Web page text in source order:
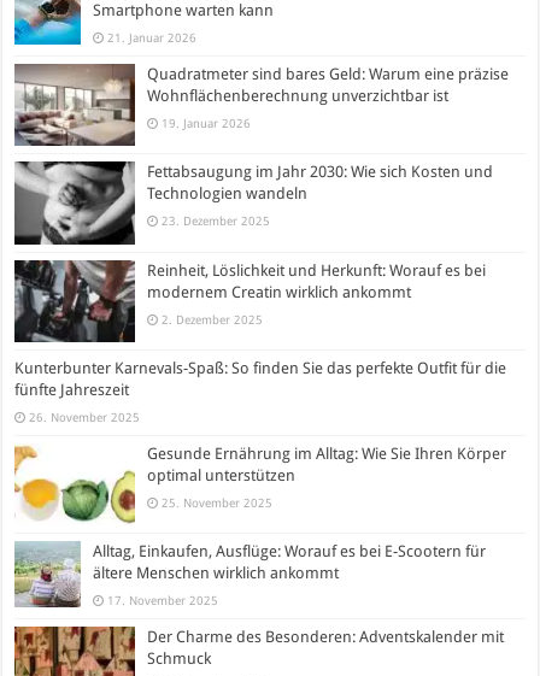
Smartphone warten kann
21. Januar 2026
Quadratmeter sind bares Geld: Warum eine präzise
Wohnflächenberechnung unverzichtbar ist
19. Januar 2026
Fettabsaugung im Jahr 2030: Wie sich Kosten und
Technologien wandeln
23. Dezember 2025
Reinheit, Löslichkeit und Herkunft: Worauf es bei
modernem Creatin wirklich ankommt
2. Dezember 2025
Kunterbunter Karnevals-Spaß: So finden Sie das perfekte Outfit für die
fünfte Jahreszeit
26. November 2025
Gesunde Ernährung im Alltag: Wie Sie Ihren Körper
optimal unterstützen
25. November 2025
Alltag, Einkaufen, Ausflüge: Worauf es bei E-Scootern für
ältere Menschen wirklich ankommt
17. November 2025
Der Charme des Besonderen: Adventskalender mit
Schmuck